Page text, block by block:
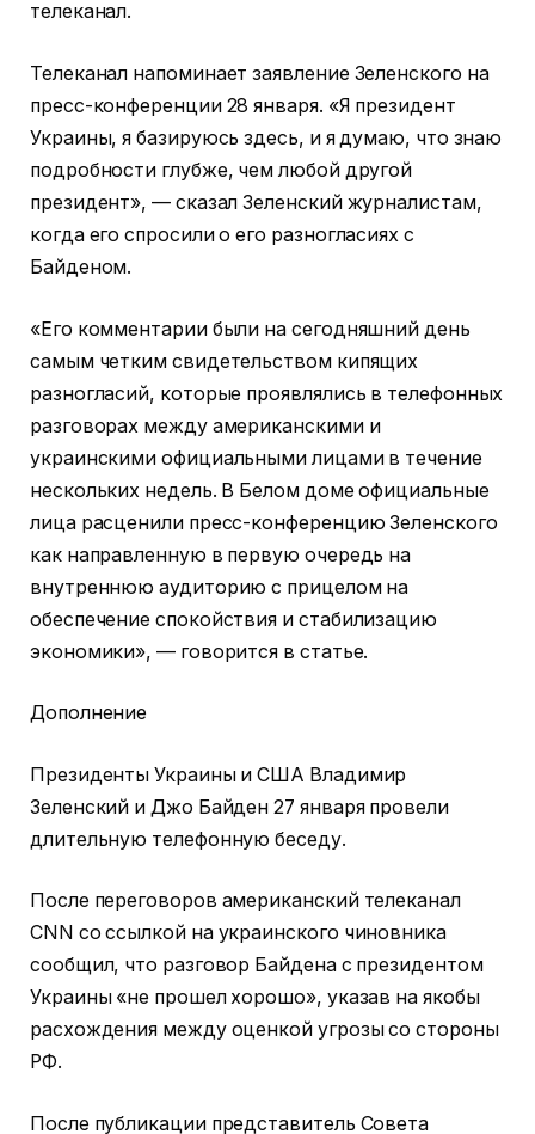
телеканал.
Телеканал напоминает заявление Зеленского на
пресс-конференции 28 января. «Я президент
Украины, я базируюсь здесь, и я думаю, что знаю
подробности глубже, чем любой другой
президент», — сказал Зеленский журналистам,
когда его спросили о его разногласиях с
Байденом.
«Его комментарии были на сегодняшний день
самым четким свидетельством кипящих
разногласий, которые проявлялись в телефонных
разговорах между американскими и
украинскими официальными лицами в течение
нескольких недель. В Белом доме официальные
лица расценили пресс-конференцию Зеленского
как направленную в первую очередь на
внутреннюю аудиторию с прицелом на
обеспечение спокойствия и стабилизацию
экономики», — говорится в статье.
Дополнение
Президенты Украины и США Владимир
Зеленский и Джо Байден 27 января провели
длительную телефонную беседу.
После переговоров американский телеканал
CNN со ссылкой на украинского чиновника
сообщил, что разговор Байдена с президентом
Украины «не прошел хорошо», указав на якобы
расхождения между оценкой угрозы со стороны
РФ.
После публикации представитель Совета